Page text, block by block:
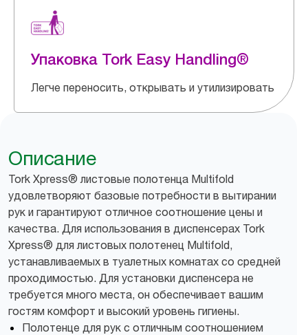
Упаковка Tork Easy Handling®
Легче переносить, открывать и утилизировать
Описание
Tork Xpress® листовые полотенца Multifold
удовлетворяют базовые потребности в вытирании
рук и гарантируют отличное соотношение цены и
качества. Для использования в диспенсерах Tork
Xpress® для листовых полотенец Multifold,
устанавливаемых в туалетных комнатах со средней
проходимостью. Для установки диспенсера не
требуется много места, он обеспечивает вашим
гостям комфорт и высокий уровень гигиены.
Полотенце для рук с отличным соотношением